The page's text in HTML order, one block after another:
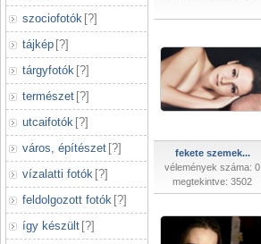
szociofotók [?]
tájkép [?]
tárgyfotók [?]
természet [?]
utcaifotók [?]
város, építészet [?]
vízalatti fotók [?]
feldolgozott fotók [?]
így készült [?]
fekete szemek...
vélemények száma: 0
megtekintve: 3502